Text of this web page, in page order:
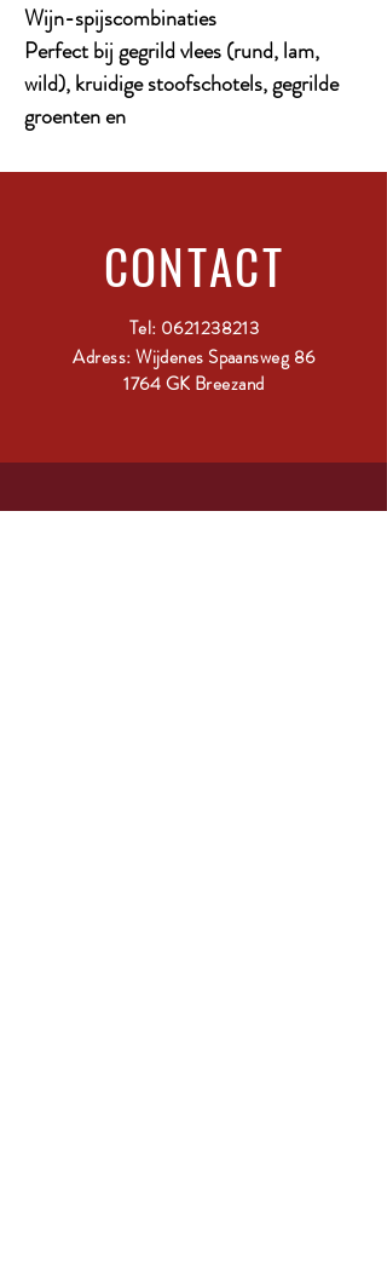
Wijn-spijscombinaties
Perfect bij gegrild vlees (rund, lam,
wild), kruidige stoofschotels, gegrilde
groenten en
CONTACT
Tel: 0621238213
Adress: Wijdenes Spaansweg 86
1764 GK Breezand